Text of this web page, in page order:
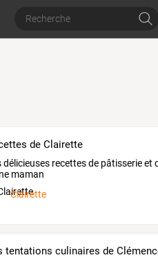
de Clairette
délicieuses recettes de pâtisserie et
maman
Clairette
tentations culinaires de